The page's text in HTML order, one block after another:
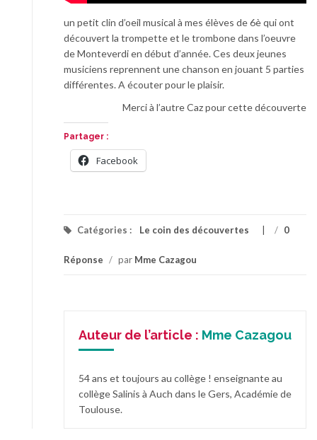
un petit clin d’oeil musical à mes élèves de 6è qui ont
découvert la trompette et le trombone dans l’oeuvre
de Monteverdi en début d’année. Ces deux jeunes
musiciens reprennent une chanson en jouant 5 parties
différentes. A écouter pour le plaisir.
Merci à l’autre Caz pour cette découverte
Partager :
Facebook
Catégories : Le coin des découvertes / 0
Réponse / par Mme Cazagou
Auteur de l’article : Mme Cazagou
54 ans et toujours au collège ! enseignante au
collège Salinis à Auch dans le Gers, Académie de
Toulouse.